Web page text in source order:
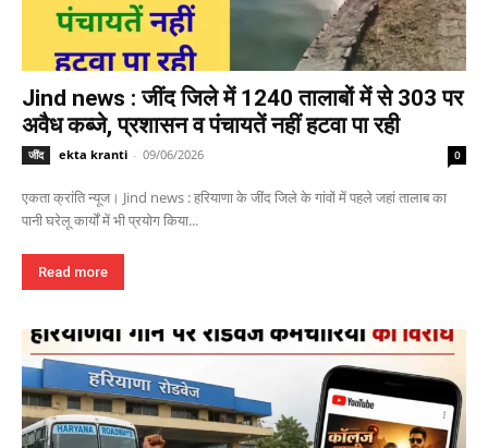
Jind news : जींद जिले में 1240 तालाबों में से 303 पर
अवैध कब्जे, प्रशासन व पंचायतें नहीं हटवा पा रही
जींद ekta kranti - 09/06/2026 0
एकता क्रांति न्यूज। Jind news : हरियाणा के जींद जिले के गांवों में पहले जहां तालाब का
पानी घरेलू कार्यों में भी प्रयोग किया...
Read more